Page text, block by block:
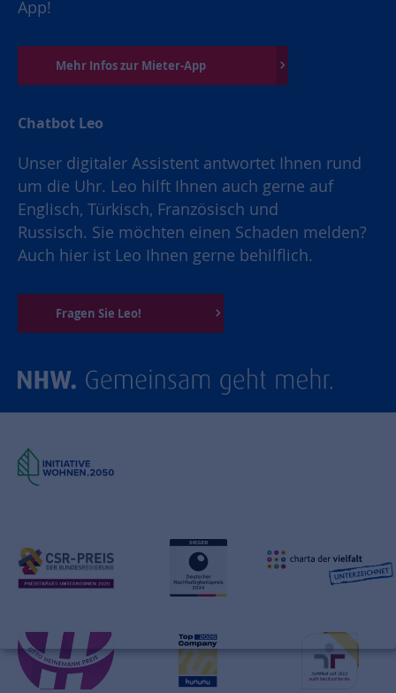
App!
Mehr Infos zur Mieter-App
Chatbot Leo
Unser digitaler Assistent antwortet Ihnen rund
um die Uhr. Leo hilft Ihnen auch gerne auf
Englisch, Türkisch, Französisch und
Russisch. Sie möchten einen Schaden melden?
Auch hier ist Leo Ihnen gerne behilflich.
Fragen Sie Leo!